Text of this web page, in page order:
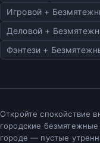
Игровой +
Деловой +
Фэнтези +
Откройте спокойствие
городские
городе — пустые